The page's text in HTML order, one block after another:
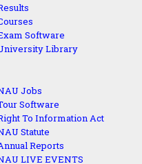
Software
Library
Jobs
Software
To Information Act
Statute
Reports
LIVE EVENTS